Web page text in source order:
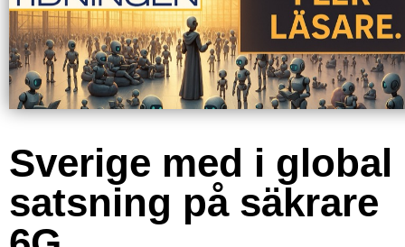
Sverige med i global
satsning på säkrare